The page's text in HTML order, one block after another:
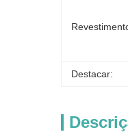
Destacar: